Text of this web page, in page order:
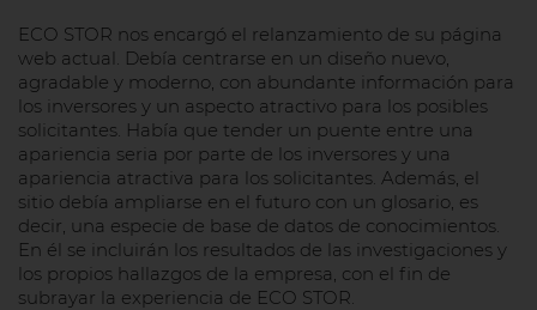
ECO STOR nos encargó el relanzamiento de su página
web actual. Debía centrarse en un diseño nuevo,
agradable y moderno, con abundante información para
los inversores y un aspecto atractivo para los posibles
solicitantes. Había que tender un puente entre una
apariencia seria por parte de los inversores y una
apariencia atractiva para los solicitantes. Además, el
sitio debía ampliarse en el futuro con un glosario, es
decir, una especie de base de datos de conocimientos.
En él se incluirán los resultados de las investigaciones y
los propios hallazgos de la empresa, con el fin de
subrayar la experiencia de ECO STOR.